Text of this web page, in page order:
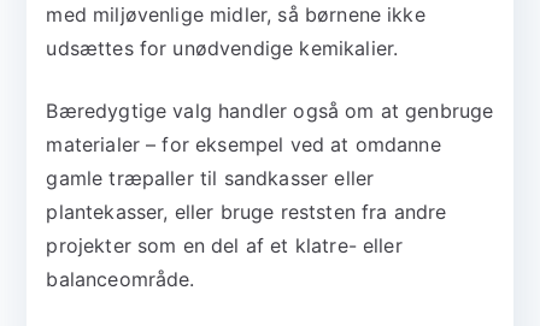
med miljøvenlige midler, så børnene ikke
udsættes for unødvendige kemikalier.
Bæredygtige valg handler også om at genbruge
materialer – for eksempel ved at omdanne
gamle træpaller til sandkasser eller
plantekasser, eller bruge reststen fra andre
projekter som en del af et klatre- eller
balanceområde.